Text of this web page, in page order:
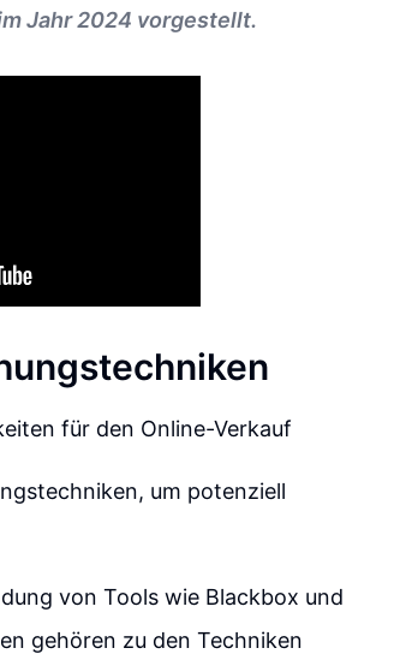
Jahr 2024 vorgestellt.
für den Online-Verkauf
um potenziell
von Tools wie Blackbox und
gehören zu den Techniken